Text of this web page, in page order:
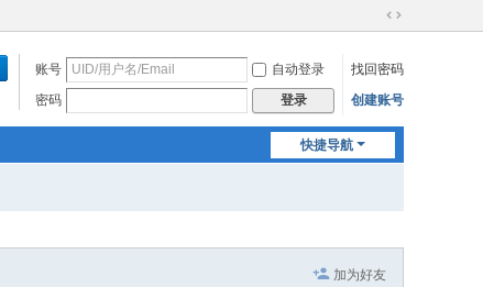
切
到
宽
账号 自动登录
找回密码
密码
登录 创建账号
快捷导航
加为好友